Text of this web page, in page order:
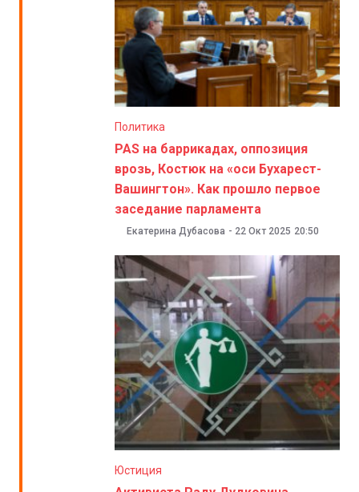
Политика
PAS на баррикадах, оппозиция
врозь, Костюк на «оси Бухарест-
Вашингтон». Как прошло первое
заседание парламента
Екатерина Дубасова - 22 Окт 2025 20:50
Юстиция